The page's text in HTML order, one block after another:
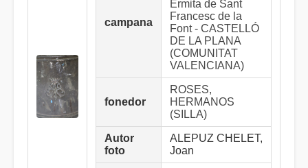
campana
Ermita de Sant
Francesc de la
Font - CASTELLÓ
DE LA PLANA
(COMUNITAT
VALENCIANA)
fonedor
ROSES,
HERMANOS
(SILLA)
Autor
foto
ALEPUZ CHELET,
Joan